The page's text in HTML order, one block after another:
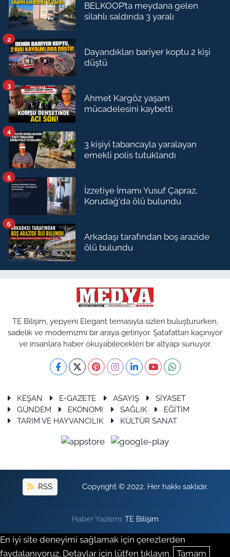
BELKOOP’ta meydana gelen
silahlı saldırıda 3 yaralı
Dayandıkları bariyer koptu 2 kişi
düştü
2
Ahmet Kargöz yaşam
mücadelesini kaybetti
3
3 kişiyi tabancayla yaralayan
emekli polis tutuklandı
4
İzzetiye İmamı Yusuf Çapraz,
Korudağ'da ölü bulundu
5
Arkadaşı tarafından boş arazide
ölü bulundu
6
TE Bilişim, yepyeni Elegant temasıyla sizleri buluştururken,
sadelik ve modernizmi bir araya getiriyor. Şatafattan kaçınıyor
ve insanlara haber okuyabilecekleri bir altyapı sunuyor.
KEŞAN E-GAZETE ASAYİŞ
SİYASET
GÜNDEM
EKONOMİ SAĞLIK
EĞİTİM
TARIM VE HAYVANCILIK
KÜLTÜR SANAT
RSS Copyright © 2022. Her hakkı saklıdır.
Haber Yazılımı: TE Bilişim
En iyi site deneyimi sağlamak için çerezlerden
faydalanıyoruz. Detaylar için lütfen tıklayın. Tamam